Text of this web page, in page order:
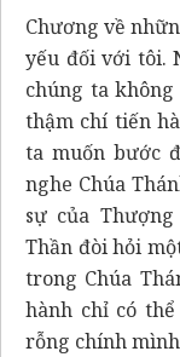
Chương về
yếu đối với tôi.
chúng ta
thậm chí tiến
ta muốn bước
nghe Chúa
sự của
Thần đòi hỏi
trong Chúa
hành chỉ có
rỗng chính